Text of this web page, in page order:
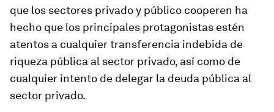
que los sectores privado y público cooperen ha
hecho que los principales protagonistas estén
atentos a cualquier transferencia indebida de
riqueza pública al sector privado, así como de
cualquier intento de delegar la deuda pública al
sector privado.